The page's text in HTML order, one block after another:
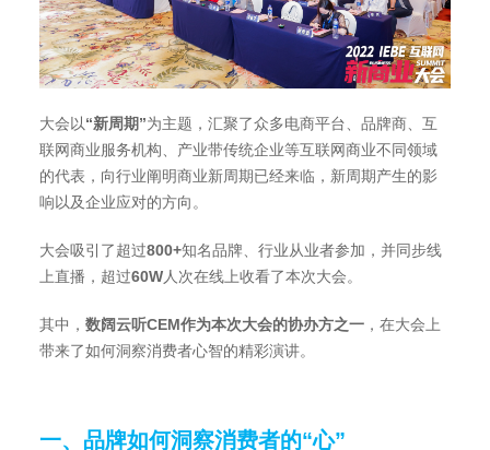
大会以“新周期”为主题，汇聚了众多电商平台、品牌商、互
联网商业服务机构、产业带传统企业等互联网商业不同领域
的代表，向行业阐明商业新周期已经来临，新周期产生的影
响以及企业应对的方向。
大会吸引了超过800+知名品牌、行业从业者参加，并同步线
上直播，超过60W人次在线上收看了本次大会。
其中， 数阔云听CEM作为本次大会的协办方之一，在大会上
带来了如何洞察消费者心智的精彩演讲。
一、品牌如何洞察消费者的“心”